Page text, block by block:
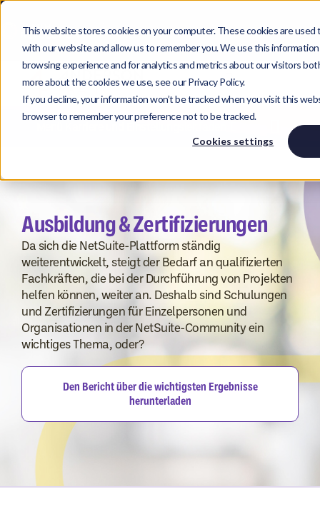
This website stores cookies on your computer. These cookies are
with our website and allow us to remember you. We use this
browsing experience and for analytics and metrics about our visitors
more about the cookies we use, see our Privacy Policy.
If you decline, your information won’t be tracked when you visit this
browser to remember your preference not to be tracked.
Cookies settings
Ausbildung & Zertifizierungen
Da sich die NetSuite-Plattform ständig
weiterentwickelt, steigt der Bedarf an qualifizierten
Fachkräften, die bei der Durchführung von Projekten
helfen können, weiter an. Deshalb sind Schulungen
und Zertifizierungen für Einzelpersonen und
Organisationen in der NetSuite-Community ein
wichtiges Thema, oder?
Den Bericht über die wichtigsten Ergebnisse
herunterladen